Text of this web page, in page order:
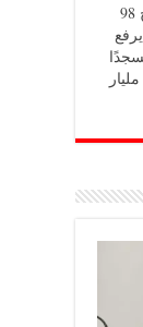
إعمار بيوت الله.. افتتاح 98
في يوليو 2026 يرفع
إلى 14,777 مسجدًا
تقترب من 28.5 مليار